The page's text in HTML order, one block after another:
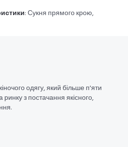
: Сукня прямого крою,
одягу, який більше п'яти
з постачання якісного,